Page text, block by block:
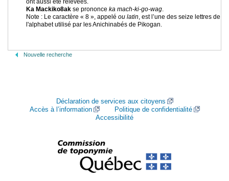
ont aussi été relevées.
Ka Mackiko8ak se prononce ka mach-ki-go-wag.
Note : Le caractère « 8 », appelé ou latin, est l’une des seize lettres de
l'alphabet utilisé par les Anichinabés de Pikogan.
Nouvelle recherche
Déclaration de services aux citoyens
Accès à l’information
Politique de confidentialité
Accessibilité